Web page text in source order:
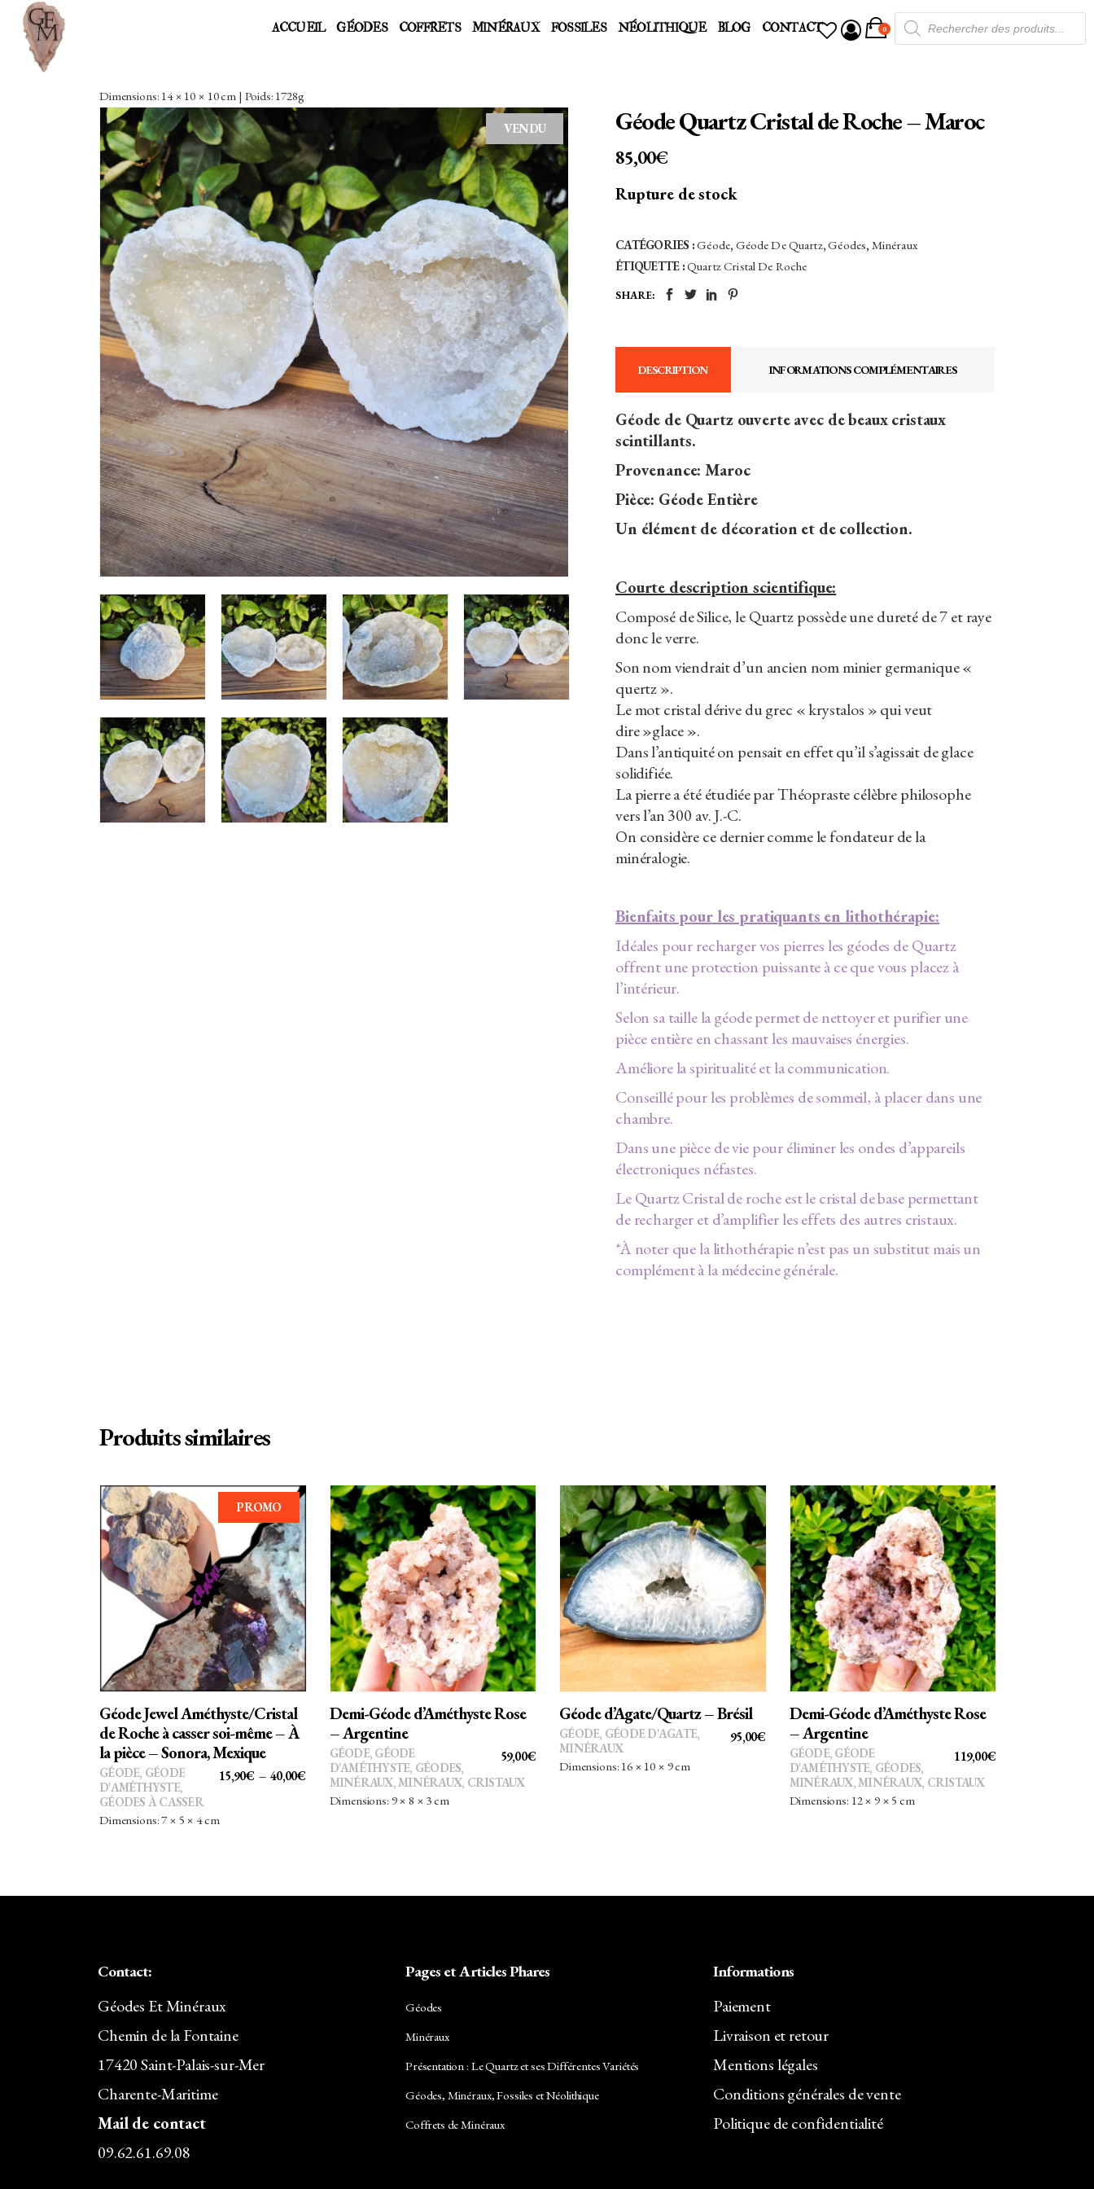
ACCUEIL GÉODES COFFRETS MINÉRAUX FOSSILES NÉOLITHIQUE BLOG CONTACT 0
Recherche
de
produits
Dimensions: 14 × 10 × 10 cm | Poids: 1728g
VENDU Géode Quartz Cristal de Roche – Maroc
85,00€
Rupture de stock
CATÉGORIES :Géode, Géode De Quartz,Géodes, Minéraux
ÉTIQUETTE :Quartz Cristal De Roche
SHARE:
DESCRIPTION INFORMATIONS COMPLÉMENTAIRES
Géode de Quartz ouverte avec de beaux cristaux
scintillants.
Provenance: Maroc
Pièce: Géode Entière
Un élément de décoration et de collection.
Courte description scientifique:
Composé de Silice, le Quartz possède une dureté de 7 et raye
donc le verre.
Son nom viendrait d’un ancien nom minier germanique «
quertz ».
Le mot cristal dérive du grec « krystalos » qui veut
dire »glace ».
Dans l’antiquité on pensait en effet qu’il s’agissait de glace
solidifiée.
La pierre a été étudiée par Théopraste célèbre philosophe
vers l’an 300 av. J.-C.
On considère ce dernier comme le fondateur de la
minéralogie.
Bienfaits pour les pratiquants en lithothérapie:
Idéales pour recharger vos pierres les géodes de Quartz
offrent une protection puissante à ce que vous placez à
l’intérieur.
Selon sa taille la géode permet de nettoyer et purifier une
pièce entière en chassant les mauvaises énergies.
Améliore la spiritualité et la communication.
Conseillé pour les problèmes de sommeil, à placer dans une
chambre.
Dans une pièce de vie pour éliminer les ondes d’appareils
électroniques néfastes.
Le Quartz Cristal de roche est le cristal de base permettant
de recharger et d’amplifier les effets des autres cristaux.
*À noter que la lithothérapie n’est pas un substitut mais un
complément à la médecine générale.
Produits similaires
PROMO
CHOIX DES OPTIONS
Ce
produit
a
plusieurs
variations.
Les
peuvent
être
sur
Géode Jewel Améthyste/Cristal
de Roche à casser soi-même – À
la pièce – Sonora, Mexique
15,90€ – 40,00€PLAGE
GÉODE, GÉODE
D'AMÉTHYSTE,
GÉODES À CASSER
Dimensions: 7 × 5 × 4 cm
AJOUTER AU PANIER
Demi-Géode d’Améthyste Rose
– Argentine
59,00€
GÉODE, GÉODE
D'AMÉTHYSTE, GÉODES,
MINÉRAUX, MINÉRAUX, CRISTAUX
Dimensions: 9 × 8 × 3 cm
AJOUTER AU PANIER
Géode d’Agate/Quartz – Brésil
95,00€
GÉODE, GÉODE D'AGATE,
MINÉRAUX
Dimensions: 16 × 10 × 9 cm
AJOUTER AU PANIER
Demi-Géode d’Améthyste Rose
– Argentine
119,00€
GÉODE, GÉODE
D'AMÉTHYSTE, GÉODES,
MINÉRAUX, MINÉRAUX, CRISTAUX
Dimensions: 12 × 9 × 5 cm
Contact:
Géodes Et Minéraux
Chemin de la Fontaine
17420 Saint-Palais-sur-Mer
Charente-Maritime
Mail de contact
09.62.61.69.08
Pages et Articles Phares
Géodes
Minéraux
Présentation : Le Quartz et ses Différentes Variétés
Géodes, Minéraux, Fossiles et Néolithique
Coffrets de Minéraux
Informations
Paiement
Livraison et retour
Mentions légales
Conditions générales de vente
Politique de confidentialité